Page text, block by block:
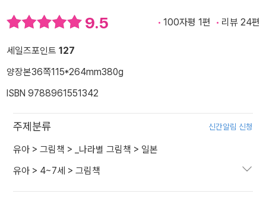
9.5 100자평 1편 리뷰 24편
세일즈포인트 127
양장본36쪽115*264mm380g
ISBN 9788961551342
주제분류 신간알림 신청
유아 > 그림책 > _나라별 그림책 > 일본
유아 > 4~7세 > 그림책